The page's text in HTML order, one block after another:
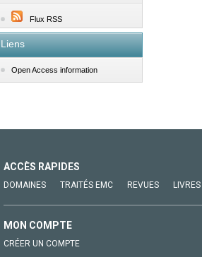
Flux RSS
Liens
Open Access information
ACCÈS RAPIDES
DOMAINES TRAITÉS EMC REVUES LIVRES
MON COMPTE
CRÉER UN COMPTE